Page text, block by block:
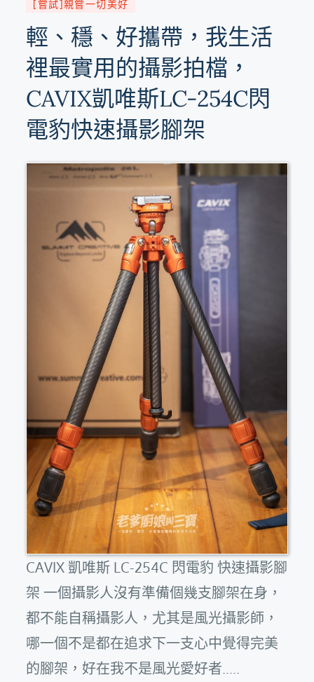
[嘗試]親嘗一切美好
輕、穩、好攜帶，我生活
裡最實用的攝影拍檔，
CAVIX凱唯斯LC-254C閃
電豹快速攝影腳架
CAVIX 凱唯斯 LC-254C 閃電豹 快速攝影腳
架 一個攝影人沒有準備個幾支腳架在身，
都不能自稱攝影人，尤其是風光攝影師，
哪一個不是都在追求下一支心中覺得完美
的腳架，好在我不是風光愛好者.....